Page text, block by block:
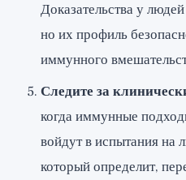
Доказательства у
но их профиль
иммунного
Следите за
когда иммунные
войдут в испытания на
который определит,